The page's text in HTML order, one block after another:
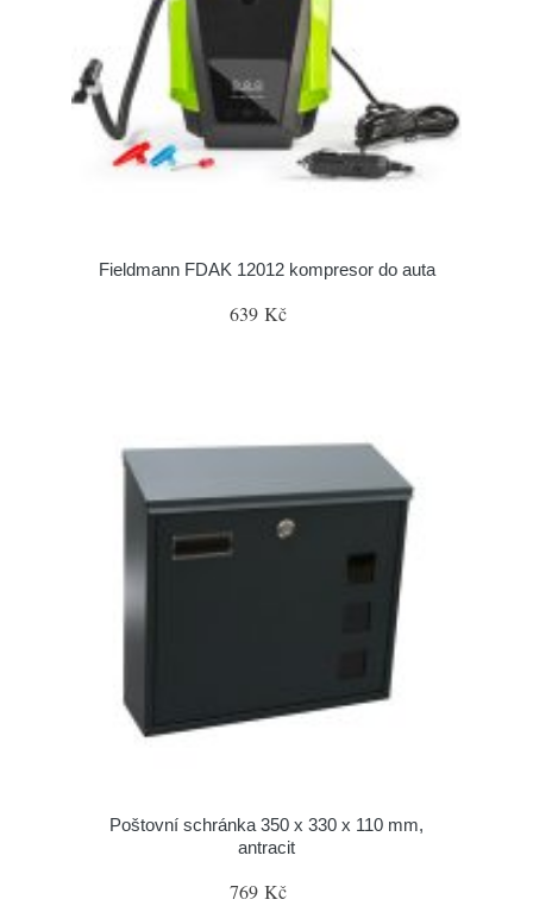
Fieldmann FDAK 12012 kompresor do auta
639 Kč
Poštovní schránka 350 x 330 x 110 mm,
antracit
769 Kč